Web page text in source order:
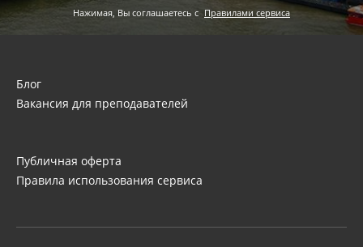
Нажимая, Вы соглашаетесь c Правилами сервиса
Блог
Вакансия для преподавателей
Публичная оферта
Правила использования сервиса